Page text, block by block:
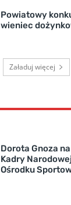
Powiatowy
wieniec
Załaduj więcej
Dorota Gnoza
Kadry
Ośrodku